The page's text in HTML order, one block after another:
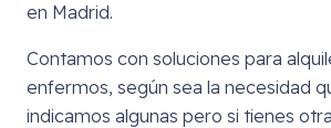
en Madrid.
Contamos con soluciones para
enfermos, según sea la necesidad
indicamos algunas pero si tienes